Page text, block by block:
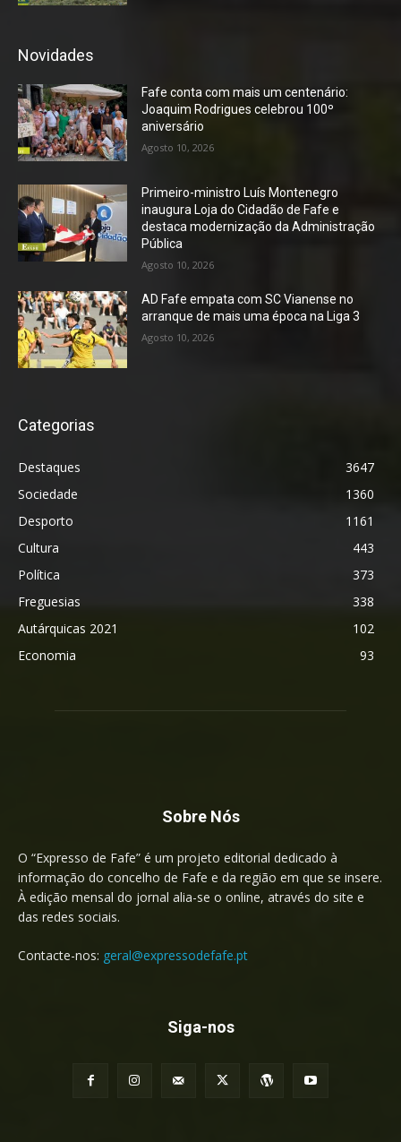
Novidades
Fafe conta com mais um centenário:
Joaquim Rodrigues celebrou 100º
aniversário
Agosto 10, 2026
Primeiro-ministro Luís Montenegro
inaugura Loja do Cidadão de Fafe e
destaca modernização da Administração
Pública
Agosto 10, 2026
AD Fafe empata com SC Vianense no
arranque de mais uma época na Liga 3
Agosto 10, 2026
Categorias
Destaques
3647
Sociedade
1360
Desporto
1161
Cultura
443
Política
373
Freguesias
338
Autárquicas 2021
102
Economia
93
Sobre Nós
O “Expresso de Fafe” é um projeto editorial dedicado à
informação do concelho de Fafe e da região em que se insere.
À edição mensal do jornal alia-se o online, através do site e
das redes sociais.
Contacte-nos: geral@expressodefafe.pt
Siga-nos